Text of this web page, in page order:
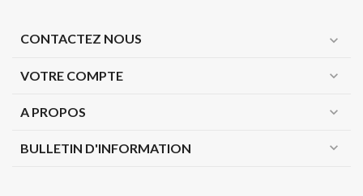
CONTACTEZ NOUS expand_more
VOTRE COMPTE expand_more
A PROPOS expand_more
BULLETIN D'INFORMATION expand_more